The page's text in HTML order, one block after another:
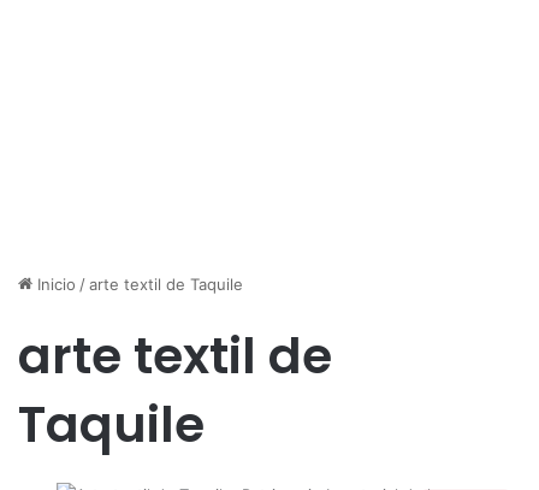
Inicio /arte textil de Taquile
arte textil de
Taquile